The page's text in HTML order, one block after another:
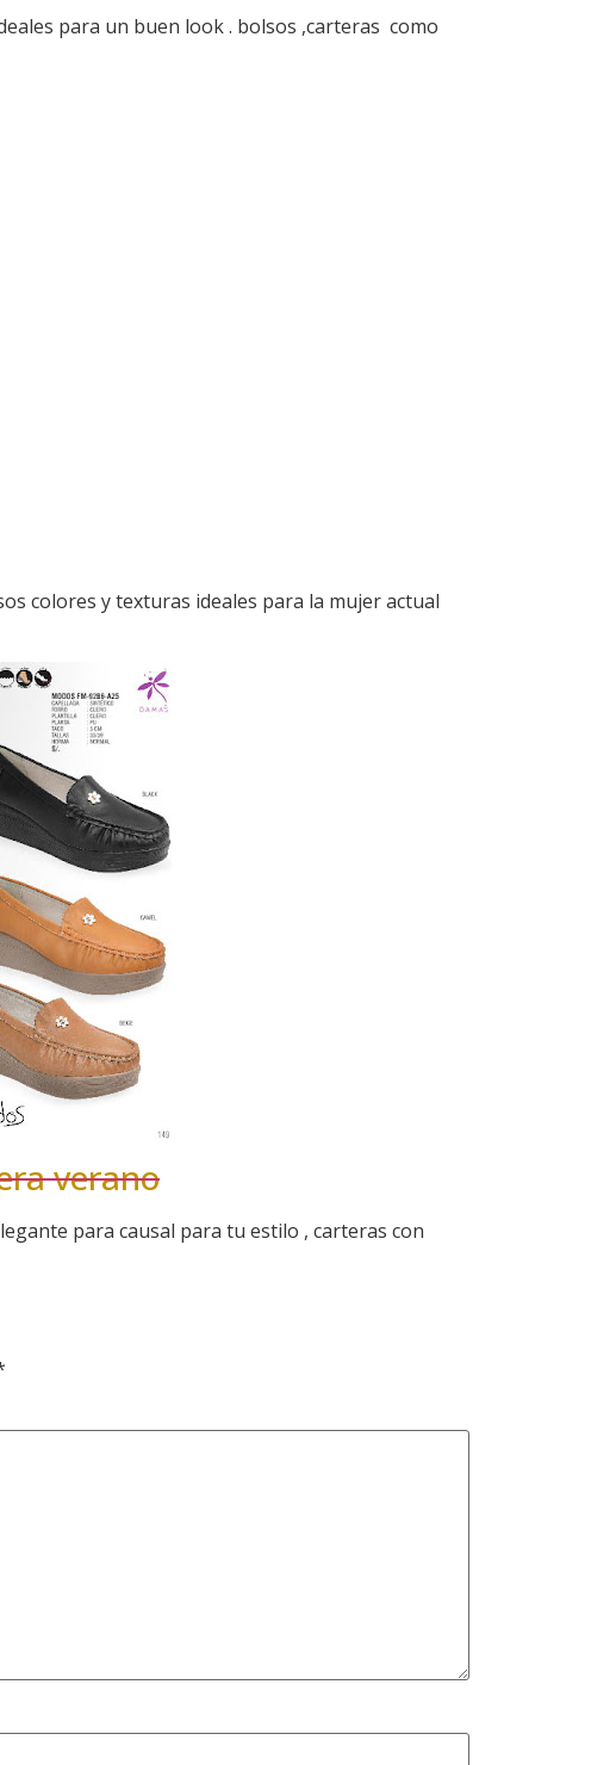
para un buen look . bolsos ,carteras como
colores y texturas ideales para la mujer actual
verano
para causal para tu estilo , carteras con